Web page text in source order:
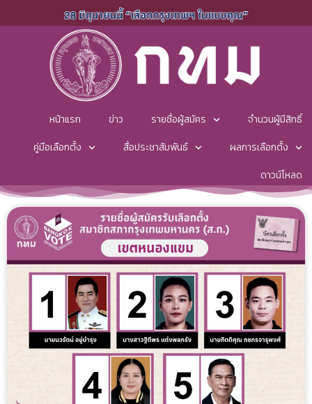
หน้าแรก ข่าว รายชื่อผู้สมัคร
จำนวนผู้มีสิทธิ์
คู่มือเลือกตั้ง
สื่อประชาสัมพันธ์
ผลการเลือกตั้ง
ดาวน์โหลด